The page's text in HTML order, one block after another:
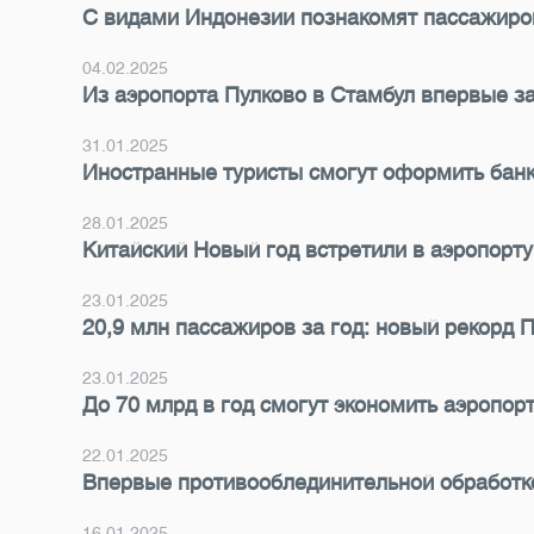
С видами Индонезии познакомят
04.02.2025
Из аэропорта Пулково в Стамбул впервые
31.01.2025
Иностранные туристы смогут оформить
28.01.2025
Китайский Новый год встретили в
23.01.2025
20,9 млн пассажиров за год: новый рекорд
23.01.2025
До 70 млрд в год смогут экономить
22.01.2025
Впервые противооблединительной